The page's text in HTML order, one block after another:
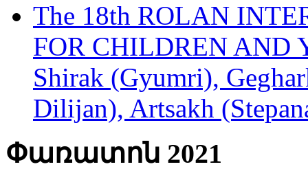
The 18th ROLAN
FOR CHILDREN AND
Shirak (Gyumri),
Dilijan), Artsakh
Փառատոն 2021